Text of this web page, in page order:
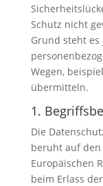
Schutz nicht
Grund steht
Wegen,
übermitteln.
1.
Die
beruht auf
Europäischen
beim Erlass